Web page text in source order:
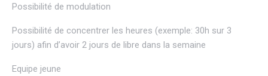
Possibilité de modulation
Possibilité de concentrer les heures (exemple: 30h sur 3
jours) afin d’avoir 2 jours de libre dans la semaine
Equipe jeune